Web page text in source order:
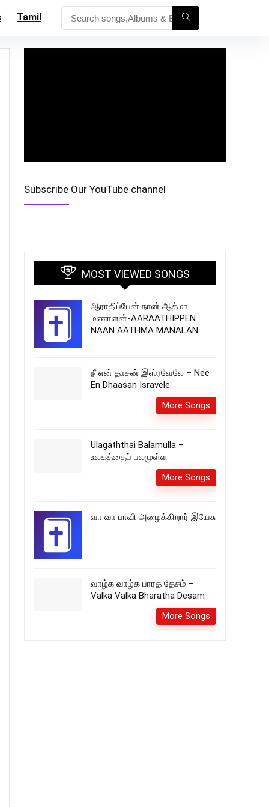
Tamil
Subscribe Our YouTube channel
MOST VIEWED SONGS
ஆராதிப்பேன் நான் ஆத்மா
மணாளன்-AARAATHIPPEN
NAAN AATHMA MANALAN
நீ என் தாசன் இஸ்ரவேலே – Nee
En Dhaasan Isravele
More Songs
Ulagaththai Balamulla –
உலகத்தைப் பலமுள்ள
More Songs
வா வா பாவி அழைக்கிறார் இயேசு
வாழ்க வாழ்க பாரத தேசம் –
Valka Valka Bharatha Desam
More Songs